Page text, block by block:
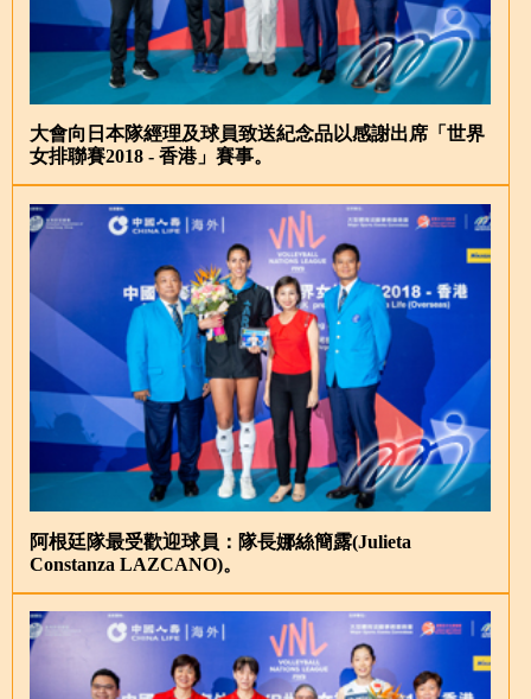
大會向日本隊經理及球員致送紀念品以感謝出席「世界
女排聯賽2018 - 香港」賽事。
阿根廷隊最受歡迎球員：隊長娜絲簡露(Julieta
Constanza LAZCANO)。